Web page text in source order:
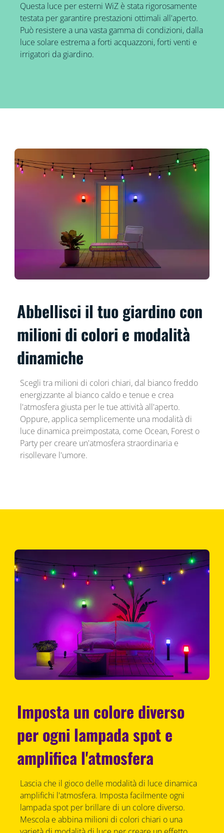
Questa luce per esterni WiZ è stata rigorosamente
testata per garantire prestazioni ottimali all'aperto.
Può resistere a una vasta gamma di condizioni, dalla
luce solare estrema a forti acquazzoni, forti venti e
irrigatori da giardino.
Abbellisci il tuo giardino con
milioni di colori e modalità
dinamiche
Scegli tra milioni di colori chiari, dal bianco freddo
energizzante al bianco caldo e tenue e crea
l'atmosfera giusta per le tue attività all'aperto.
Oppure, applica semplicemente una modalità di
luce dinamica preimpostata, come Ocean, Forest o
Party per creare un'atmosfera straordinaria e
risollevare l'umore.
Imposta un colore diverso
per ogni lampada spot e
amplifica l'atmosfera
Lascia che il gioco delle modalità di luce dinamica
amplifichi l'atmosfera. Imposta facilmente ogni
lampada spot per brillare di un colore diverso.
Mescola e abbina milioni di colori chiari o una